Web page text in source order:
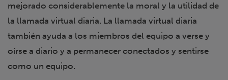
mejorado considerablemente la moral y la utilidad de
la llamada virtual diaria. La llamada virtual diaria
también ayuda a los miembros del equipo a verse y
oírse a diario y a permanecer conectados y sentirse
como un equipo.